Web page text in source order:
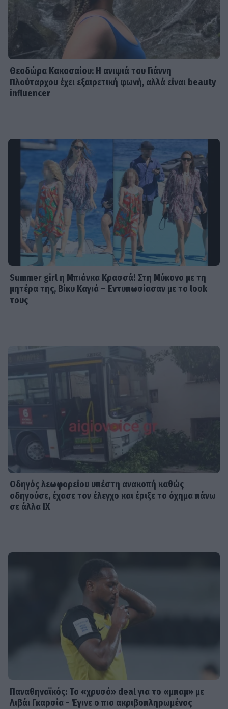
Θεοδώρα Κακοσαίου: Η ανιψιά του Γιάννη
Πλούταρχου έχει εξαιρετική φωνή, αλλά είναι beauty
influencer
Summer girl η Μπιάνκα Κρασσά! Στη Μύκονο με τη
μητέρα της, Βίκυ Καγιά – Εντυπωσίασαν με το look
τους
Οδηγός λεωφορείου υπέστη ανακοπή καθώς
οδηγούσε, έχασε τον έλεγχο και έριξε το όχημα πάνω
σε άλλα ΙΧ
Παναθηναϊκός: Το «χρυσό» deal για το «μπαμ» με
Λιβάι Γκαρσία - Έγινε ο πιο ακριβοπληρωμένος